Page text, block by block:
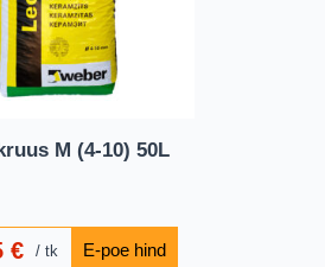
M (4-10) 50L
€ tk